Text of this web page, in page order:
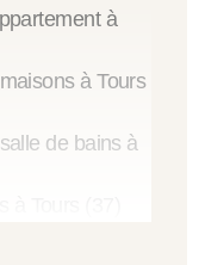
à
à Tours
de bains à
à Tours